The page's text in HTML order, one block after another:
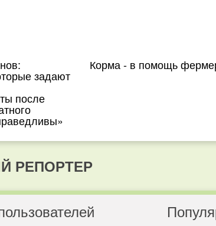
задают
после
Корма - в помощь
РЕПОРТЕР